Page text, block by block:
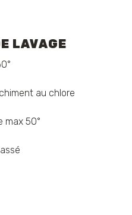
LAVAGE
au chlore
max 50°